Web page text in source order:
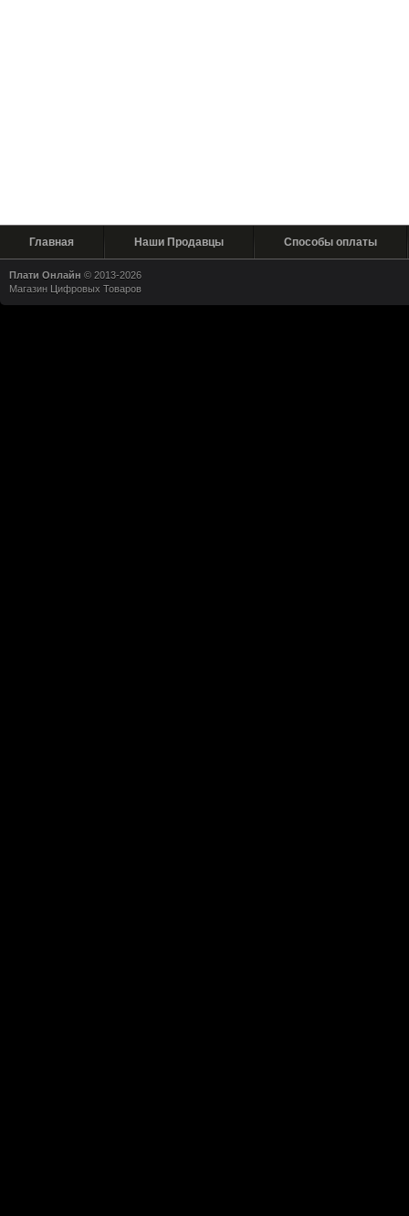
Главная Наши Продавцы Способы оплаты
Плати Онлайн © 2013-2026
Магазин Цифровых Товаров